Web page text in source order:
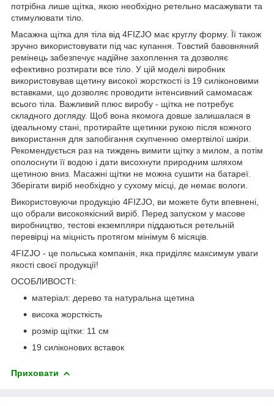
потрібна лише щітка, якою необхідно ретельно масажувати та
стимулювати тіло.
Масажна щітка для тіла від 4FIZJO має круглу форму. Її також
зручно використовувати під час купання. Товстий бавовняний
ремінець забезпечує надійне захоплення та дозволяє
ефективно розтирати все тіло. У цій моделі виробник
використовував щетину високої жорсткості із 19 силіконовими
вставками, що дозволяє проводити інтенсивний самомасаж
всього тіла. Важливий плюс виробу - щітка не потребує
складного догляду. Щоб вона якомога довше залишалася в
ідеальному стані, протирайте щетинки рукою після кожного
використання для запобігання скупченню омертвілої шкіри.
Рекомендується раз на тиждень вимити щітку з милом, а потім
ополоснути її водою і дати висохнути природним шляхом
щетиною вниз. Масажні щітки не можна сушити на батареї.
Зберігати виріб необхідно у сухому місці, де немає вологи.
Використовуючи продукцію 4FIZJO , ви можете бути впевнені,
що обрали високоякісний виріб. Перед запуском у масове
виробництво, тестові екземпляри піддаються ретельній
перевірці на міцність протягом мінімум 6 місяців
4FIZJO - це польська компанія, яка приділяє максимум уваги
якості своєї продукції!
ОСОБЛИВОСТІ:
матеріал: дерево та натуральна щетина
висока жорсткість
розмір щітки: 11 см
19 силіконових вставок
Приховати